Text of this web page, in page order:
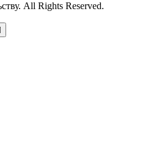
All Rights Reserved.